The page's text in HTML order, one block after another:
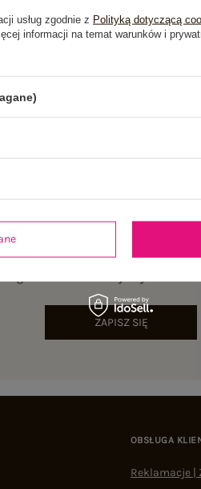
o produkcie(0)
ZAPISZ SIĘ
OBSŁUGA
Reklamacje |
usług zgodnie z Polityką dotyczącą
informacji na temat warunków i